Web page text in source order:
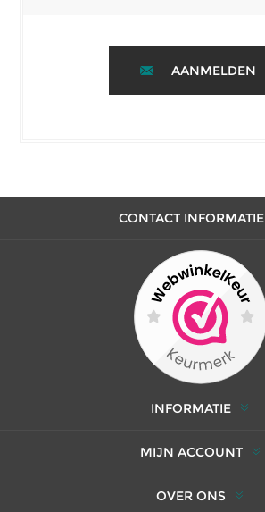
AANMELDEN
CONTACT INFORMATIE
INFORMATIE
MIJN ACCOUNT
OVER ONS